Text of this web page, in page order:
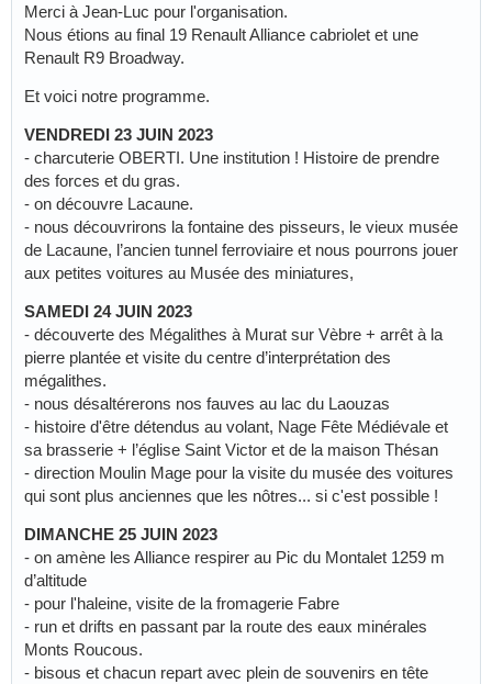
Merci à Jean-Luc pour l'organisation.
Nous étions au final 19 Renault Alliance cabriolet et une
Renault R9 Broadway.
Et voici notre programme.
VENDREDI 23 JUIN 2023
- charcuterie OBERTI. Une institution ! Histoire de prendre
des forces et du gras.
- on découvre Lacaune.
- nous découvrirons la fontaine des pisseurs, le vieux musée
de Lacaune, l’ancien tunnel ferroviaire et nous pourrons jouer
aux petites voitures au Musée des miniatures,
SAMEDI 24 JUIN 2023
- découverte des Mégalithes à Murat sur Vèbre + arrêt à la
pierre plantée et visite du centre d’interprétation des
mégalithes.
- nous désaltérerons nos fauves au lac du Laouzas
- histoire d'être détendus au volant, Nage Fête Médiévale et
sa brasserie + l’église Saint Victor et de la maison Thésan
- direction Moulin Mage pour la visite du musée des voitures
qui sont plus anciennes que les nôtres... si c'est possible !
DIMANCHE 25 JUIN 2023
- on amène les Alliance respirer au Pic du Montalet 1259 m
d’altitude
- pour l'haleine, visite de la fromagerie Fabre
- run et drifts en passant par la route des eaux minérales
Monts Roucous.
- bisous et chacun repart avec plein de souvenirs en tête